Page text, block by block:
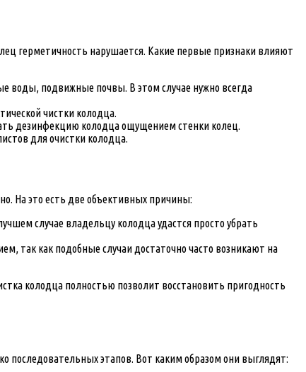
герметичность нарушается. Какие первые признаки влияют
воды, подвижные почвы. В этом случае нужно всегда
чистки колодца.
дезинфекцию колодца ощущением стенки колец.
для очистки колодца.
На это есть две объективных причины:
случае владельцу колодца удастся просто убрать
так как подобные случаи достаточно часто возникают на
колодца полностью позволит восстановить пригодность
последовательных этапов. Вот каким образом они выглядят: